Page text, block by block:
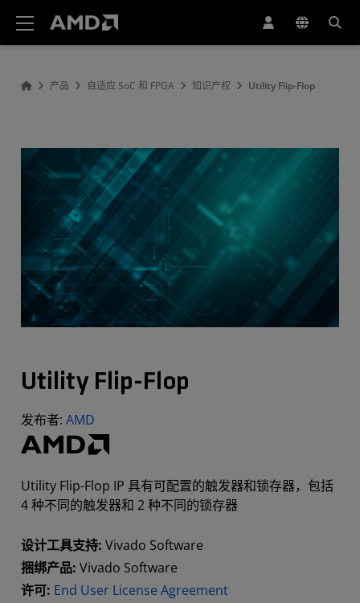
产品 自适应 SoC 和 FPGA 知识产权 Utility Flip-Flop
Utility Flip-Flop
发布者: AMD
Utility Flip-Flop IP 具有可配置的触发器和锁存器，包括
4 种不同的触发器和 2 种不同的锁存器
设计工具支持: Vivado Software
捆绑产品: Vivado Software
许可: End User License Agreement